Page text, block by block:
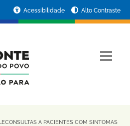
Acessibilidade Alto Contraste
A PACIENTES COM SINTOMAS